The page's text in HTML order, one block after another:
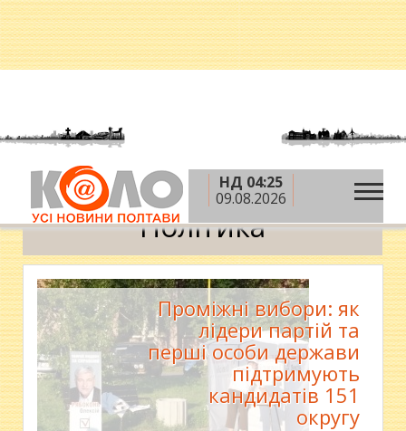
НД 04:25
09.08.2026
Головна » Новини » Політика
Політика
Проміжні вибори: як
лідери партій та
перші особи держави
підтримують
кандидатів 151
округу